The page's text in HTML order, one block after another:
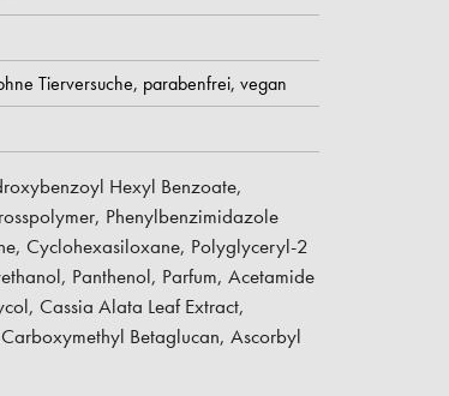
Tierversuche, parabenfrei, vegan
Hexyl Benzoate,
Phenylbenzimidazole
Cyclohexasiloxane, Polyglyceryl-2
Panthenol, Parfum, Acetamide
Cassia Alata Leaf Extract,
Betaglucan, Ascorbyl